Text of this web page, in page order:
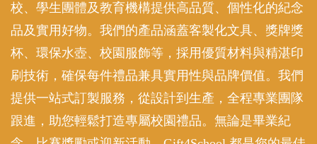
校、學生團體及教育機構提供高品質、個性化的紀念
品及實用好物。我們的產品涵蓋客製化文具、獎牌獎
杯、環保水壺、校園服飾等，採用優質材料與精湛印
刷技術，確保每件禮品兼具實用性與品牌價值。我們
提供一站式訂製服務，從設計到生產，全程專業團隊
跟進，助您輕鬆打造專屬校園禮品。無論是畢業紀